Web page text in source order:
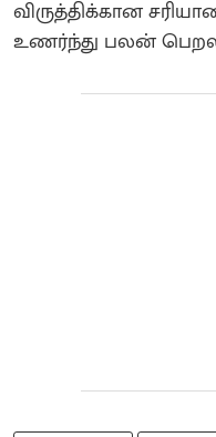
விருத்திக்கான
உணர்ந்து பலன்